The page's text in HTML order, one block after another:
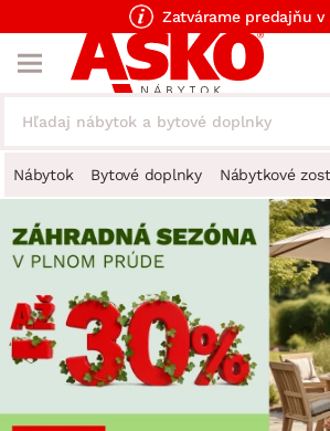
Zatvárame predajňu v
Nábytok Bytové doplnky Nábytkové